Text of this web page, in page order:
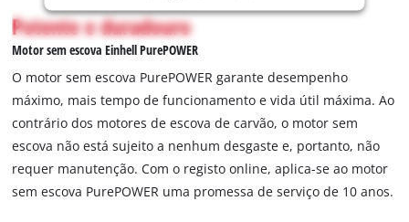
permitted
to
load
to
trackers
that
are
not
to
Potente e duradouro
Motor sem escova Einhell PurePOWER
O motor sem escova PurePOWER garante desempenho
máximo, mais tempo de funcionamento e vida útil máxima. Ao
contrário dos motores de escova de carvão, o motor sem
escova não está sujeito a nenhum desgaste e, portanto, não
requer manutenção. Com o registo online, aplica-se ao motor
sem escova PurePOWER uma promessa de serviço de 10 anos.